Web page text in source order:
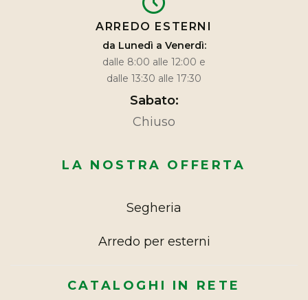
ARREDO ESTERNI
da Lunedì a Venerdì:
dalle 8:00 alle 12:00 e
dalle 13:30 alle 17:30
Sabato:
Chiuso
LA NOSTRA OFFERTA
Segheria
Arredo per esterni
CATALOGHI IN RETE